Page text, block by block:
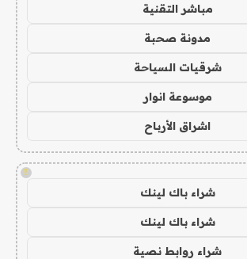
مباشر التقنية
مدونة صحبة
شرقيات السياحة
موسوعة انوار
اشراق الأرباح
!
شراء باك لينك
شراء باك لينك
شراء روابط نصية